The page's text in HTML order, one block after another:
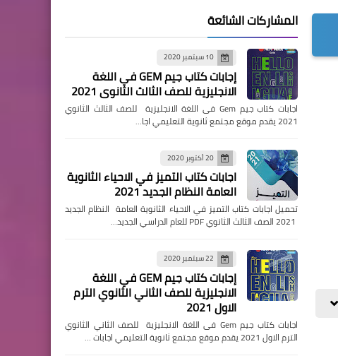
المشاركات الشائعة
10 سبتمبر 2020
إجابات كتاب جيم GEM في اللغة
الانجليزية للصف الثالث الثانوي 2021
اجابات كتاب جيم Gem فى اللغة الانجليزية للصف الثالث الثانوي
2021 يقدم موقع مجتمع ثانوية التعليمي اجا…
20 أكتوبر 2020
اجابات كتاب التميز في الاحياء الثانوية
العامة النظام الجديد 2021
تحميل اجابات كتاب التميز في الاحياء الثانوية العامة النظام الجديد
22 سبتمبر 2020
إجابات كتاب جيم GEM في اللغة
الانجليزية للصف الثاني الثانوي الترم
الاول 2021
اجابات كتاب جيم Gem فى اللغة الانجليزية للصف الثاني الثانوي
الترم الاول 2021 يقدم موقع مجتمع ثانوية التعليمي اجابات …